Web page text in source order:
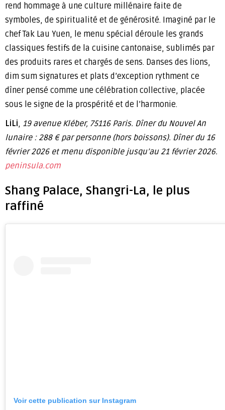
rend hommage à une culture millénaire faite de
symboles, de spiritualité et de générosité. Imaginé par le
chef Tak Lau Yuen, le menu spécial déroule les grands
classiques festifs de la cuisine cantonaise, sublimés par
des produits rares et chargés de sens. Danses des lions,
dim sum signatures et plats d’exception rythment ce
dîner pensé comme une célébration collective, placée
sous le signe de la prospérité et de l’harmonie.
LiLi, 19 avenue Kléber, 75116 Paris. Dîner du Nouvel An
lunaire : 288 € par personne (hors boissons). Dîner du 16
février 2026 et menu disponible jusqu’au 21 février 2026.
peninsula.com
Shang Palace, Shangri-La, le plus
raffiné
Voir cette publication sur Instagram